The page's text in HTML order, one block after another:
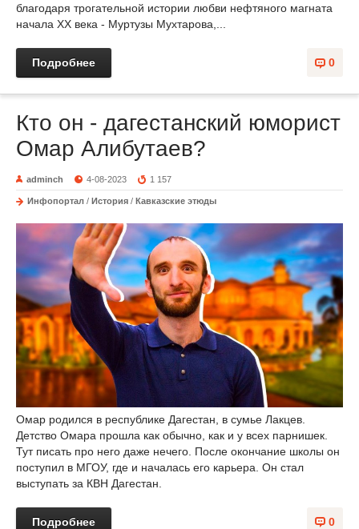
благодаря трогательной истории любви нефтяного магната
начала XX века - Муртузы Мухтарова,...
0
Подробнее
Кто он - дагестанский юморист
Омар Алибутаев?
adminch 4-08-2023 1 157
Инфопортал / История / Кавказские этюды
Омар родился в республике Дагестан, в сумье Лакцев.
Детство Омара прошла как обычно, как и у всех парнишек.
Тут писать про него даже нечего. После окончание школы он
поступил в МГОУ, где и началась его карьера. Он стал
выступать за КВН Дагестан.
0
Подробнее